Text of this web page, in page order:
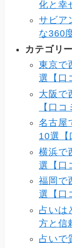
化と幸
サビア
な360
カテゴリ
東京で
選【口
大阪で
【口
名古屋
10選【
横浜で
選【口
福岡で
選【口
占いは
方と信
占いで